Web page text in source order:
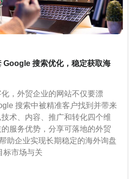
Google 搜索优化，稳定获取海
，外贸企业的网站不仅要漂
搜索中被精准客户找到并带来
术、内容、推广和转化四个维
服务优势，分享可落地的外贸
助企业实现长期稳定的海外询盘
标市场与关